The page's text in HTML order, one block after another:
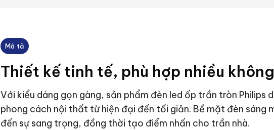
Mô tả
Thiết kế tinh tế, phù hợp nhiều
Với kiểu dáng gọn gàng, sản phẩm đèn led ốp trần tròn Philips
phong cách nội thất từ hiện đại đến tối giản. Bề mặt đèn sáng
đến sự sang trọng, đồng thời tạo điểm nhấn cho trần nhà.